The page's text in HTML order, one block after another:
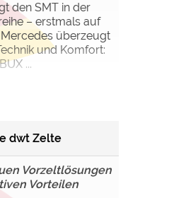
den SMT in der
– erstmals auf
überzeugt
und Komfort:
...
dwt Zelte
Vorzeltlösungen
Vorteilen